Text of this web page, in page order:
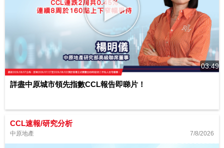
03:49
詳盡中原城市領先指數CCL報告即睇片！
CCL速報/研究分析
中原地產 7/8/2026